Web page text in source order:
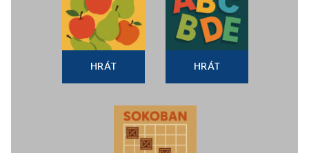
HRÁT HRÁT